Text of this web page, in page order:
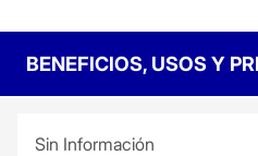
BENEFICIOS, USOS Y
Sin Información